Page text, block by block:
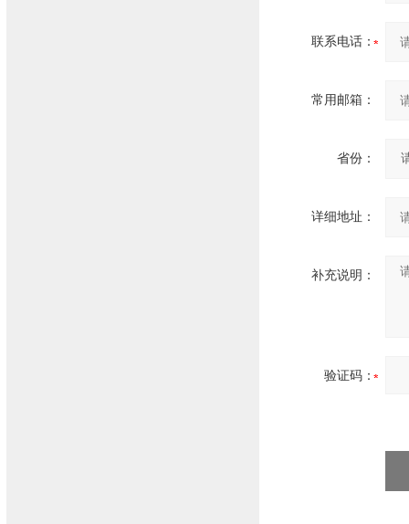
联系电话：
常用邮箱：
省份：
详细地址：
补充说明：
验证码：